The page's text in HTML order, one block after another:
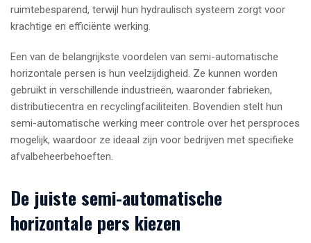
ruimtebesparend, terwijl hun hydraulisch systeem zorgt voor
krachtige en efficiënte werking.
Een van de belangrijkste voordelen van semi-automatische
horizontale persen is hun veelzijdigheid. Ze kunnen worden
gebruikt in verschillende industrieën, waaronder fabrieken,
distributiecentra en recyclingfaciliteiten. Bovendien stelt hun
semi-automatische werking meer controle over het persproces
mogelijk, waardoor ze ideaal zijn voor bedrijven met specifieke
afvalbeheerbehoeften.
De juiste semi-automatische
horizontale pers kiezen